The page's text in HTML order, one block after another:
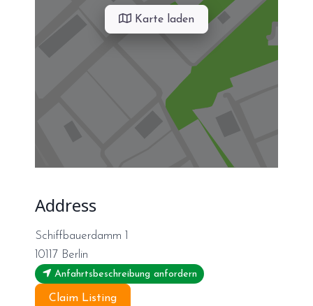
Karte laden
Address
Schiffbauerdamm 1
10117 Berlin
Anfahrtsbeschreibung anfordern
Claim Listing